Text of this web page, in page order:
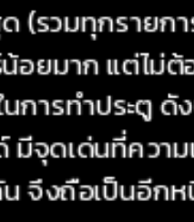
(รวมทุกรายก
อยมาก แต่ไม่
การทำประตู
มีจุดเด่นที่ควา
จึงถือเป็นอีก